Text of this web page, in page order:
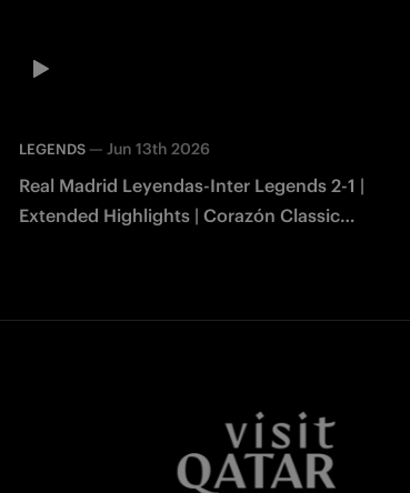
Twitter
LEGENDS —Jun 13th 2026
Real Madrid Leyendas-Inter Legends 2-1 |
Extended Highlights | Corazón Classic